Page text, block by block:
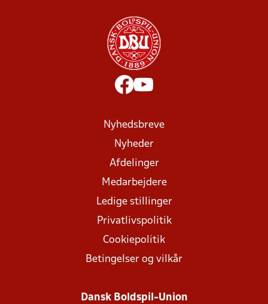
Nyhedsbreve
Nyheder
Afdelinger
Medarbejdere
Ledige stillinger
Privatlivspolitik
Cookiepolitik
Betingelser og vilkår
Dansk Boldspil-Union